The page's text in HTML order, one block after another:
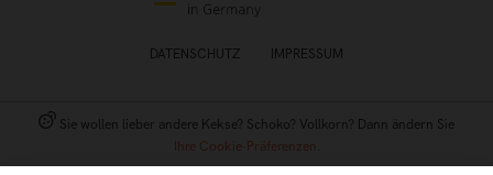
DATENSCHUTZ IMPRESSUM
Sie wollen lieber andere Kekse? Schoko? Vollkorn? Dann ändern Sie
Ihre Cookie-Präferenzen .